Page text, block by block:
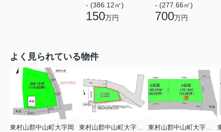
- (386.12㎡)
150万円
- (277.66㎡)
700万円
よく見られている物件
東村山郡中山町大字岡